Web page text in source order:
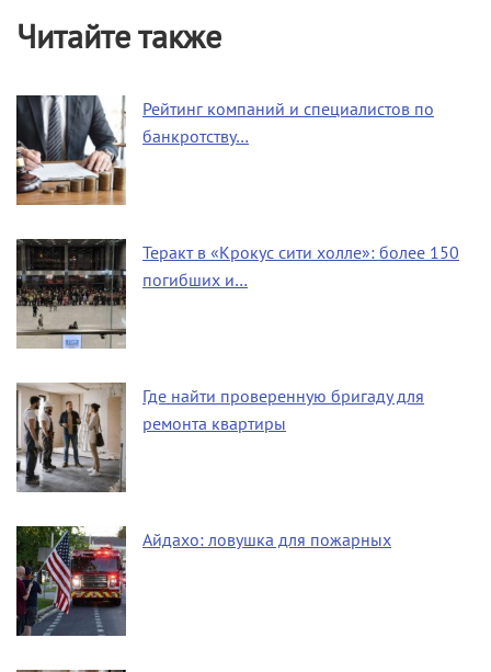
Читайте также
Рейтинг компаний и специалистов по
банкротству…
Теракт в «Крокус сити холле»: более 150
погибших и…
Где найти проверенную бригаду для
ремонта квартиры
Айдахо: ловушка для пожарных